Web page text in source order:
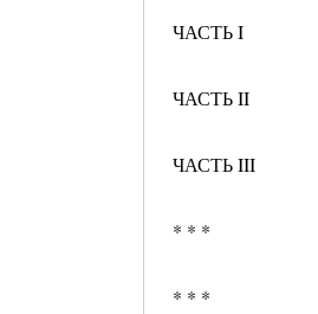
ЧАСТЬ I
ЧАСТЬ II
ЧАСТЬ III
* * *
* * *